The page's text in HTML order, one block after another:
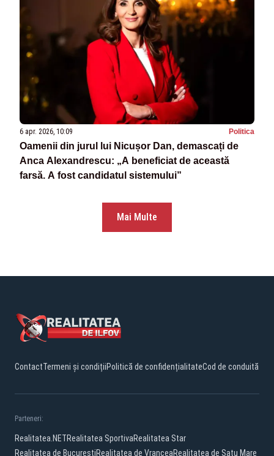
6 apr. 2026, 10:09 Politica
Oamenii din jurul lui Nicușor Dan, demascați de
Anca Alexandrescu: „A beneficiat de această
farsă. A fost candidatul sistemului”
Mai Multe
ContactTermeni și condițiiPolitică de confidențialitateCod de conduită
Parteneri:
Realitatea.NETRealitatea SportivaRealitatea Star
Realitatea de BucurestiRealitatea de VranceaRealitatea de Satu Mare